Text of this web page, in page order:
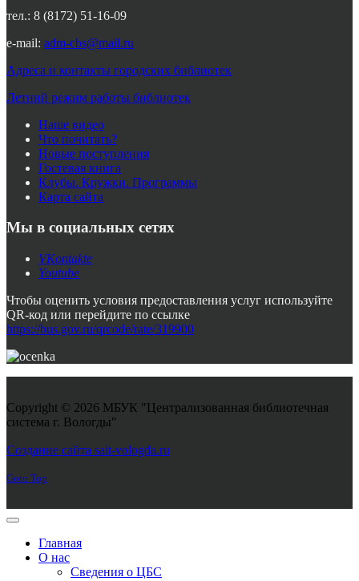
тел.: 8 (8172) 51-16-09
e-mail: adm-cbs@mail.ru
Адреса и контакты городских библиотек
Летний режим работы библиотек
Наше видео
Что почитать?
Новые поступления
Гостевая книга
Клубы. Кружки. Программы
Карта сайта
Мы в социальных сетях
VKontakte
Youtube
Чтобы оценить условия предоставления услуг используйте
QR-код или перейдите по ссылке
https://bus.gov.ru/qrcode/rate/319900
Copyright © 2026 МБУК "Централизованная библиотечная
система г. Вологды"
Создание сайта sait-vologda.ru
Goto Top
Главная
О нас
Сведения о ЦБС